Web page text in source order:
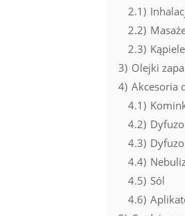
2.1)
2.2)
2.3) Kąpiele
3) Olejki
4) Akcesoria
4.1)
4.2)
4.3)
4.4)
4.5) Sól
4.6)